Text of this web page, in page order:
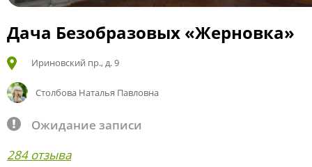
Дача Безобразовых «Жерновка»
Ириновский пр., д. 9
Столбова Наталья Павловна
Ожидание записи
284 отзыва